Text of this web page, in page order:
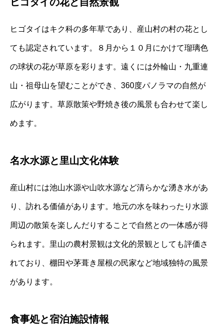
ヒゴタイはキク科の多年草であり、産山村の村の花とし
ても認定されています。８月から１０月にかけて瑠璃色
の球状の花が草原を彩ります。遠くには外輪山・九重連
山・祖母山を望むことができ、360度パノラマの自然が
広がります。草原散策や野焼き後の風景も合わせて楽し
めます。
名水水源と里山文化体験
産山村には池山水源や山吹水源など清らかな湧き水があ
り、訪れる価値があります。地元の水を味わったり水源
周辺の散策を楽しんだりすることで自然との一体感が得
られます。里山の農村景観は文化的景観としても評価さ
れており、棚田や茅葺き屋根の民家など地域独特の風景
があります。
食事処と宿泊施設情報